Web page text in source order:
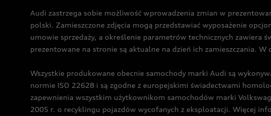
Audi zastrzega sobie możliwość wprowadzenia zmian w
polski. Zamieszczone zdjęcia mogą przedstawiać wyposażenie
umowie sprzedaży, a określenie parametrów technicznych zawiera
prezentowane na stronie są aktualne na dzień ich zamieszczania.
Wszystkie produkowane obecnie samochody marki Audi są
normie ISO 22628 i są zgodne z europejskimi świadectwami
zapewnienia wszystkim użytkownikom samochodów marki
2005 r. o recyklingu pojazdów wycofanych z eksploatacji. Więcej